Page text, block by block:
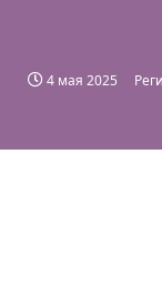
4 мая 2025